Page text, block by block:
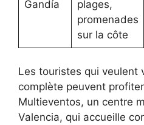
Gandía
plages,
promenades
sur la côte
Les touristes qui veulent
complète peuvent profiter
Multieventos, un centre
Valencia, qui accueille